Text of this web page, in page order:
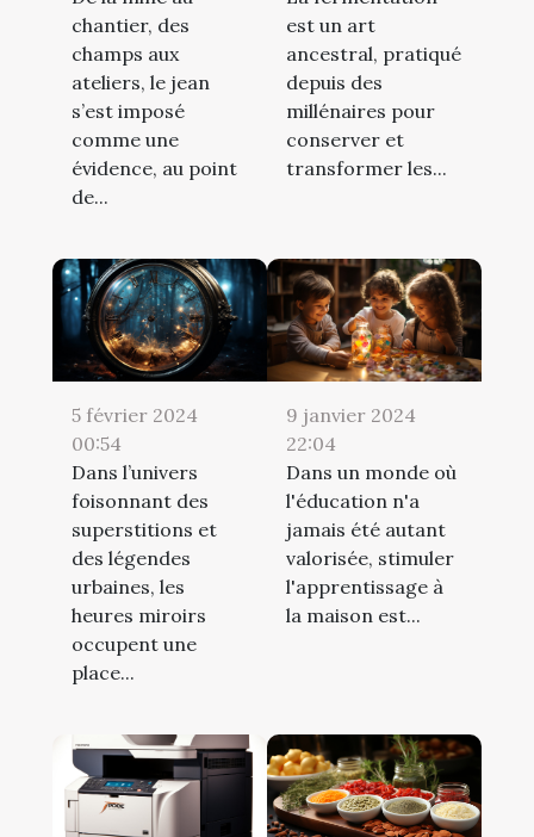
chantier, des
champs aux
ateliers, le jean
s’est imposé
comme une
évidence, au point
de...
est un art
ancestral, pratiqué
depuis des
millénaires pour
conserver et
transformer les...
5 février 2024
00:54
Dans l’univers
foisonnant des
superstitions et
des légendes
urbaines, les
heures miroirs
occupent une
place...
9 janvier 2024
22:04
Dans un monde où
l'éducation n'a
jamais été autant
valorisée, stimuler
l'apprentissage à
la maison est...